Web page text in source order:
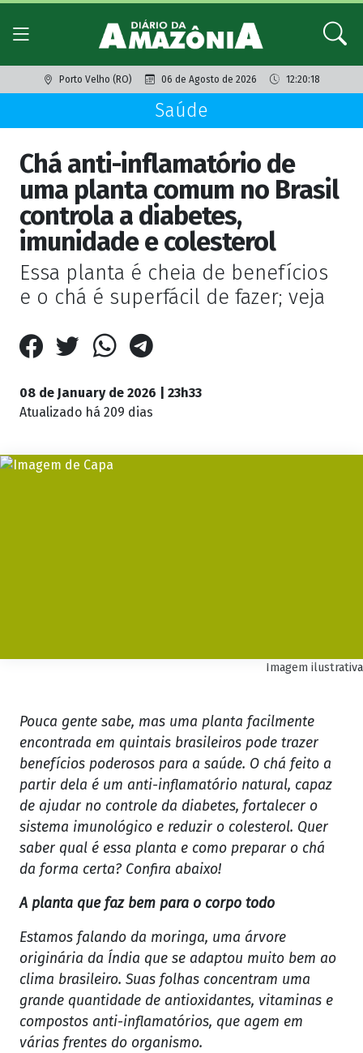
Porto Velho (RO) 06 de Agosto de 2026 12:20:18
Saúde
Chá anti-inflamatório de
uma planta comum no Brasil
controla a diabetes,
imunidade e colesterol
Essa planta é cheia de benefícios
e o chá é superfácil de fazer; veja
08 de January de 2026 | 23h33
Atualizado há 209 dias
Imagem ilustrativa
Pouca gente sabe, mas uma planta facilmente
encontrada em quintais brasileiros pode trazer
benefícios poderosos para a saúde. O chá feito a
partir dela é um anti-inflamatório natural, capaz
de ajudar no controle da diabetes, fortalecer o
sistema imunológico e reduzir o colesterol. Quer
saber qual é essa planta e como preparar o chá
da forma certa? Confira abaixo!
A planta que faz bem para o corpo todo
Estamos falando da moringa, uma árvore
originária da Índia que se adaptou muito bem ao
clima brasileiro. Suas folhas concentram uma
grande quantidade de antioxidantes, vitaminas e
compostos anti-inflamatórios, que agem em
várias frentes do organismo.